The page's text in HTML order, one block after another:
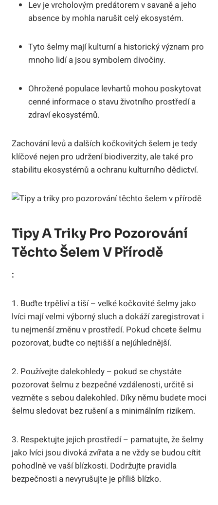
Lev je vrcholovým predátorem v savaně a jeho
absence by mohla narušit celý ekosystém.
Tyto šelmy mají kulturní a historický význam pro
mnoho lidí a jsou symbolem divočiny.
Ohrožené populace levhartů mohou poskytovat
cenné informace o stavu životního prostředí a
zdraví ekosystémů.
Zachování levů a dalších kočkovitých šelem je tedy
klíčové nejen pro udržení biodiverzity, ale také pro
stabilitu ekosystémů a ochranu kulturního dědictví.
Tipy A Triky Pro Pozorování
Těchto Šelem V Přírodě
:
1. Buďte trpěliví a tiší – velké kočkovité šelmy jako
lvíci mají velmi výborný sluch a dokáží zaregistrovat i
tu nejmenší změnu v prostředí. Pokud chcete šelmu
pozorovat, buďte co nejtišší a nejúhlednější.
2. Používejte dalekohledy – pokud se chystáte
pozorovat šelmu z bezpečné vzdálenosti, určitě si
vezměte s sebou dalekohled. Díky němu budete moci
šelmu sledovat bez rušení a s minimálním rizikem.
3. Respektujte jejich prostředí – pamatujte, že šelmy
jako lvíci jsou divoká zvířata a ne vždy se budou cítit
pohodlně ve vaší blízkosti. Dodržujte pravidla
bezpečnosti a nevyrušujte je příliš blízko.